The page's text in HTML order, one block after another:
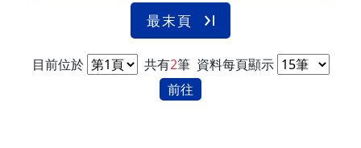
最末頁
目前位於 共有2筆 資料每頁顯示
前往